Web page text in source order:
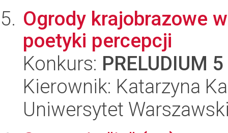
Ogrody krajobrazowe
poetyki percepcji
Konkurs: PRELUDIUM 5
Kierownik: Katarzyna
Uniwersytet